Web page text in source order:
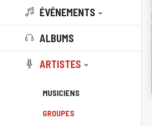
ÉVÉNEMENTS
ALBUMS
ARTISTES
MUSICIENS
GROUPES